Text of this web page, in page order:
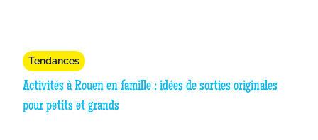
Tendances
Activités à Rouen en famille : idées de sorties originales
pour petits et grands